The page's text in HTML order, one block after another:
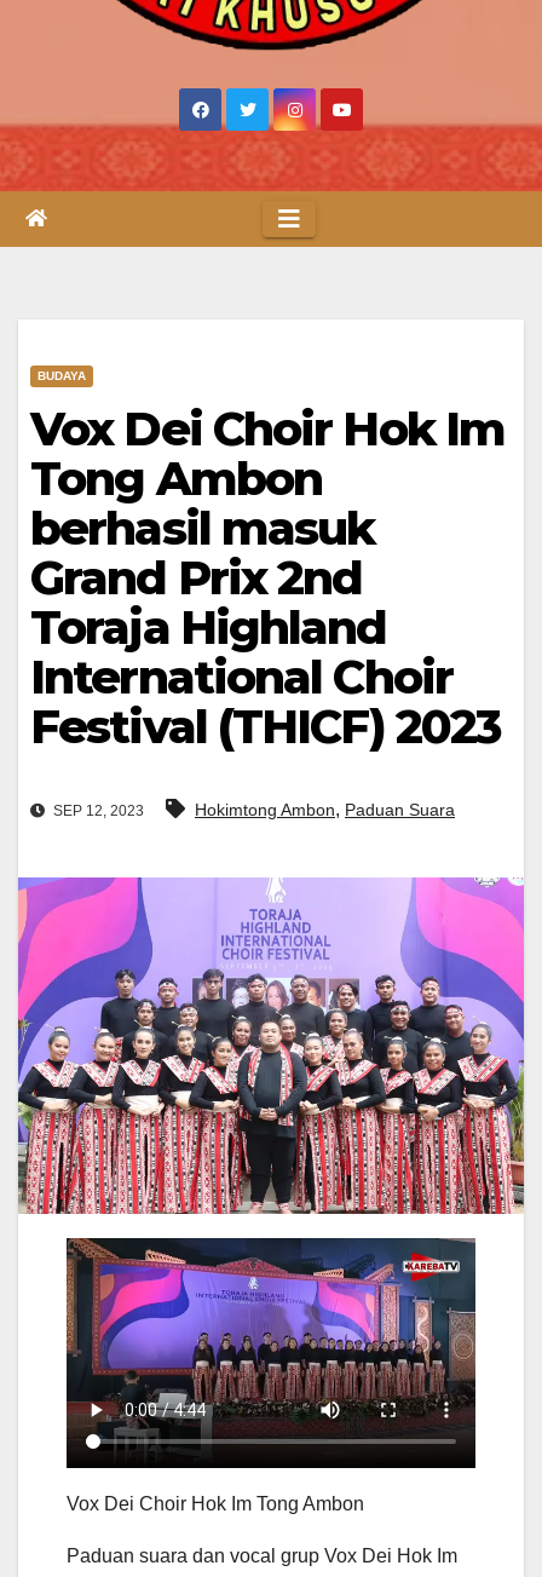
BUDAYA
Vox Dei Choir Hok Im
Tong Ambon
berhasil masuk
Grand Prix 2nd
Toraja Highland
International Choir
Festival (THICF) 2023
SEP 12, 2023 Hokimtong Ambon, Paduan Suara
Vox Dei Choir Hok Im Tong Ambon
Paduan suara dan vocal grup Vox Dei Hok Im